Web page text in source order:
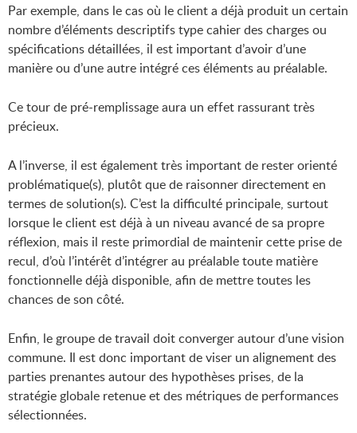
Par exemple, dans le cas où le client a déjà produit un certain
nombre d’éléments descriptifs type cahier des charges ou
spécifications détaillées, il est important d’avoir d’une
manière ou d’une autre intégré ces éléments au préalable.
Ce tour de pré-remplissage aura un effet rassurant très
précieux.
A l’inverse, il est également très important de rester orienté
problématique(s), plutôt que de raisonner directement en
termes de solution(s). C’est la difficulté principale, surtout
lorsque le client est déjà à un niveau avancé de sa propre
réflexion, mais il reste primordial de maintenir cette prise de
recul, d’où l’intérêt d’intégrer au préalable toute matière
fonctionnelle déjà disponible, afin de mettre toutes les
chances de son côté.
Enfin, le groupe de travail doit converger autour d’une vision
commune. Il est donc important de viser un alignement des
parties prenantes autour des hypothèses prises, de la
stratégie globale retenue et des métriques de performances
sélectionnées.